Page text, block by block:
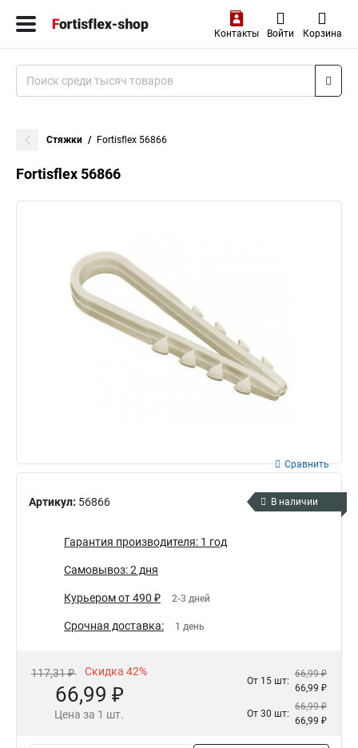
Контакты Войти Корзина
Стяжки Fortisflex 56866
Fortisflex 56866
Артикул: 56866
Сравнить
В наличии
Гарантия производителя: 1 год
Самовывоз: 2 дня
Курьером от 490 ₽ 2-3 дней
Срочная доставка: 1 день
117,31 ₽ Скидка 42%
66,99 ₽
Цена за 1 шт.
От 15 шт:
66,99 ₽
66,99 ₽
От 30 шт:
66,99 ₽
66,99 ₽